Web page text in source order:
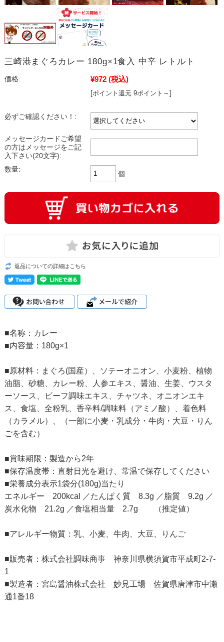
三崎港まぐろカレー 180g×1食入 中辛 レトルト
価格: ¥972 (税込)
[ポイント還元 9ポイント～]
必ずご確認ください！:
メッセージカードご希望
の方はメッセージをご記
入下さい(20文字):
数量:
個
返品についての詳細はこちら
■名称：カレー
■内容量：180g×1
■原材料：まぐろ(国産）、ソテーオニオン、小麦粉、植物
油脂、砂糖、カレー粉、人参エキス、醤油、生姜、ウスタ
ーソース、ビーフ調味エキス、チャツネ、オニオンエキ
ス、食塩、全粉乳、香辛料/調味料（アミノ酸）、着色料
（カラメル）、（一部に小麦・乳成分・牛肉・大豆・りん
ごを含む）
■賞味期限：製造から2年
■保存温度帯：直射日光を避け、常温で保存してください
■栄養成分表示1袋分(180g)当たり
エネルギー 200kcal ／たんぱく質 8.3g ／脂質 9.2g ／
炭水化物 21.2g ／食塩相当量 2.7g （推定値）
■アレルギー物質：乳、小麦、牛肉、大豆、りんご
■販売者：株式会社調味商事 神奈川県横須賀市平成町2-7-
1
■製造者：宮島醤油株式会社 妙見工場 佐賀県唐津市中瀬
通1番18